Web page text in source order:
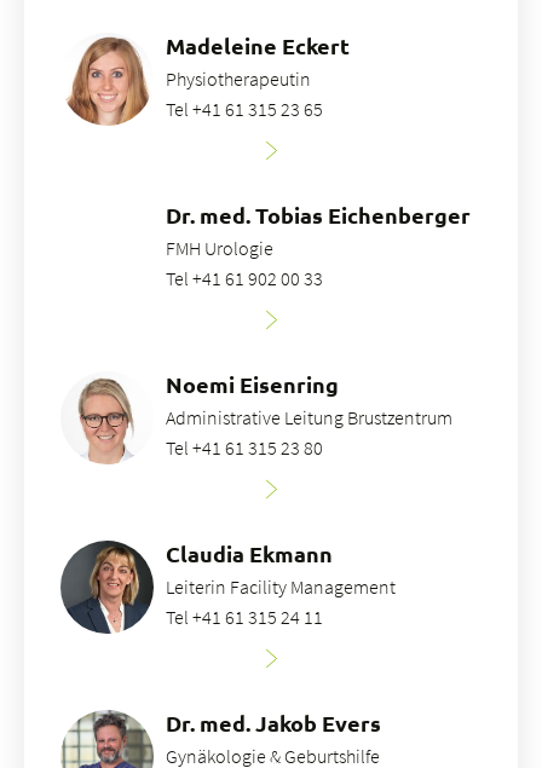
Madeleine Eckert
Physiotherapeutin
Tel +41 61 315 23 65
Dr. med. Tobias Eichenberger
FMH Urologie
Tel +41 61 902 00 33
Noemi Eisenring
Administrative Leitung Brustzentrum
Tel +41 61 315 23 80
Claudia Ekmann
Leiterin Facility Management
Tel +41 61 315 24 11
Dr. med. Jakob Evers
Gynäkologie & Geburtshilfe